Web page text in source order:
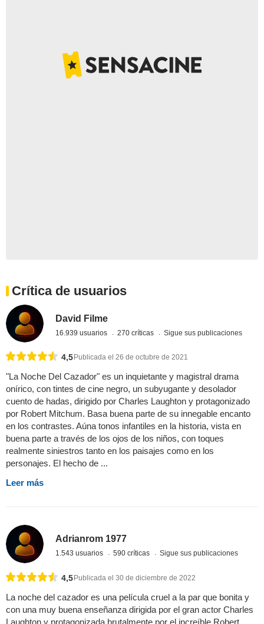
Crítica de usuarios
David Filme
16.939 usuarios 270 críticas Sigue sus publicaciones
4,5 Publicada el 26 de octubre de 2021
"La Noche Del Cazador" es un inquietante y magistral drama
onírico, con tintes de cine negro, un subyugante y desolador
cuento de hadas, dirigido por Charles Laughton y protagonizado
por Robert Mitchum. Basa buena parte de su innegable encanto
en los contrastes. Aúna tonos infantiles en la historia, vista en
buena parte a través de los ojos de los niños, con toques
realmente siniestros tanto en los paisajes como en los
personajes. El hecho de ...
Leer más
Adrianrom 1977
1.543 usuarios 590 críticas Sigue sus publicaciones
4,5Publicada el 30 de diciembre de 2022
La noche del cazador es una película cruel a la par que bonita y
con una muy buena enseñanza dirigida por el gran actor Charles
Laughton y protagonizada brutalmente por el increíble Robert